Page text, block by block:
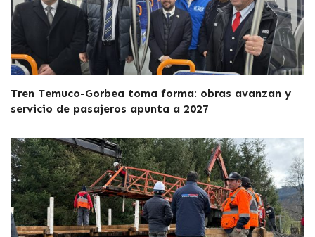
Tren Temuco-Gorbea toma forma: obras avanzan y
servicio de pasajeros apunta a 2027